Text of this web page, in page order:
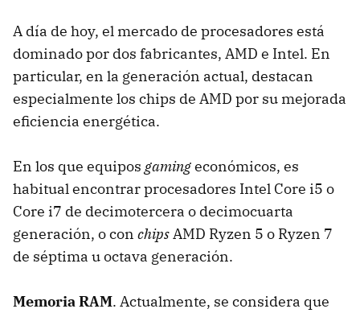
A día de hoy, el mercado de procesadores está
dominado por dos fabricantes, AMD e Intel. En
particular, en la generación actual, destacan
especialmente los chips de AMD por su mejorada
eficiencia energética.
En los que equipos gamingeconómicos, es
habitual encontrar procesadores Intel Core i5 o
Core i7 de decimotercera o decimocuarta
generación, o con chipsAMD Ryzen 5 o Ryzen 7
de séptima u octava generación.
Memoria RAM. Actualmente, se considera que